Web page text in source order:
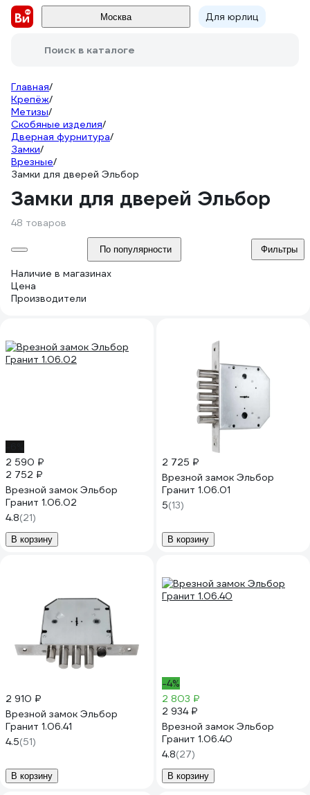
Москва Для юрлиц
Поиск в каталоге
Главная/
Крепёж/
Метизы/
Скобяные изделия/
Дверная фурнитура/
Замки/
Врезные/
Замки для дверей Эльбор
Замки для дверей Эльбор
48 товаров
По популярности Фильтры
Наличие в магазинах
Цена
Производители
2 590 ₽
2 752 ₽
Врезной замок Эльбор
Гранит 1.06.02
4.8(21)
В корзину
2 725 ₽
Врезной замок Эльбор
Гранит 1.06.01
5(13)
В корзину
2 910 ₽
Врезной замок Эльбор
Гранит 1.06.41
4.5(51)
В корзину
-4%
2 803 ₽
2 934 ₽
Врезной замок Эльбор
Гранит 1.06.40
4.8(27)
В корзину